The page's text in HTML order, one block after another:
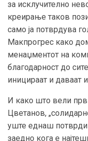
за исклучително
креирање таков
само ја потврдува
Макпрогрес како
менаџментот на
благодарност до
иницираат и даваат
И како што вели
Цветанов,
уште еднаш потврди
заедно кога е